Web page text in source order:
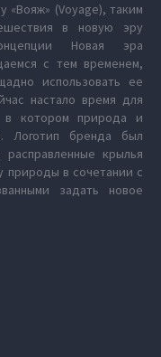
«Вояж» (Voyage), таким
в новую эру
Новая эра
с тем временем,
использовать ее
настало время для
в котором природа и
Логотип бренда был
крылья
природы в сочетании с
задать новое